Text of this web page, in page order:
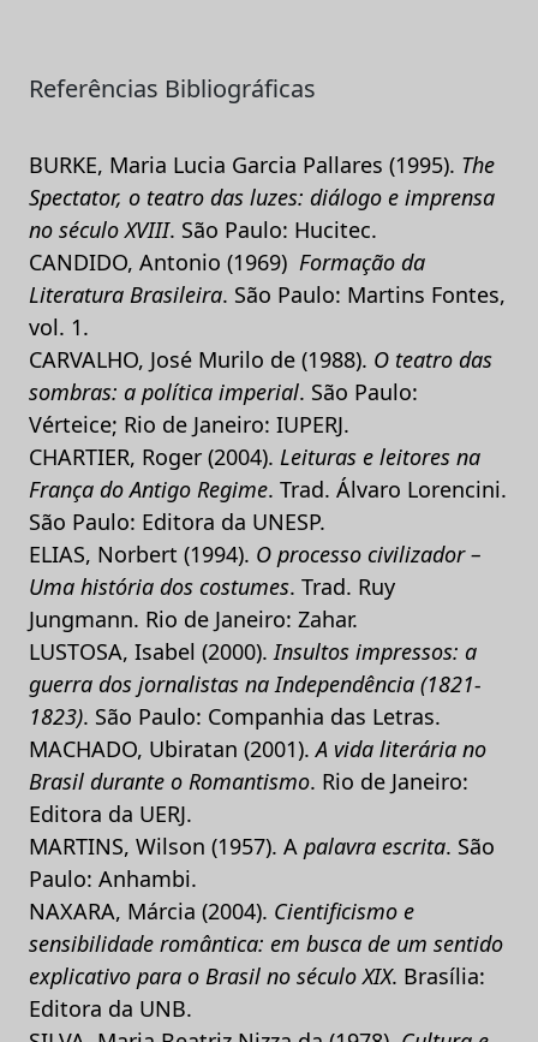
Referências Bibliográficas
BURKE, Maria Lucia Garcia Pallares (1995). The
Spectator, o teatro das luzes: diálogo e imprensa
no século XVIII. São Paulo: Hucitec.
CANDIDO, Antonio (1969) Formação da
Literatura Brasileira. São Paulo: Martins Fontes,
vol. 1.
CARVALHO, José Murilo de (1988). O teatro das
sombras: a política imperial. São Paulo:
Vérteice; Rio de Janeiro: IUPERJ.
CHARTIER, Roger (2004). Leituras e leitores na
França do Antigo Regime. Trad. Álvaro Lorencini.
São Paulo: Editora da UNESP.
ELIAS, Norbert (1994). O processo civilizador –
Uma história dos costumes. Trad. Ruy
Jungmann. Rio de Janeiro: Zahar.
LUSTOSA, Isabel (2000).Insultos impressos: a
guerra dos jornalistas na Independência (1821-
1823). São Paulo: Companhia das Letras.
MACHADO, Ubiratan (2001).A vida literária no
Brasil durante o Romantismo. Rio de Janeiro:
Editora da UERJ.
MARTINS, Wilson (1957). A palavra escrita. São
Paulo: Anhambi.
NAXARA, Márcia (2004). Cientificismo e
sensibilidade romântica: em busca de um sentido
explicativo para o Brasil no século XIX. Brasília:
Editora da UNB.